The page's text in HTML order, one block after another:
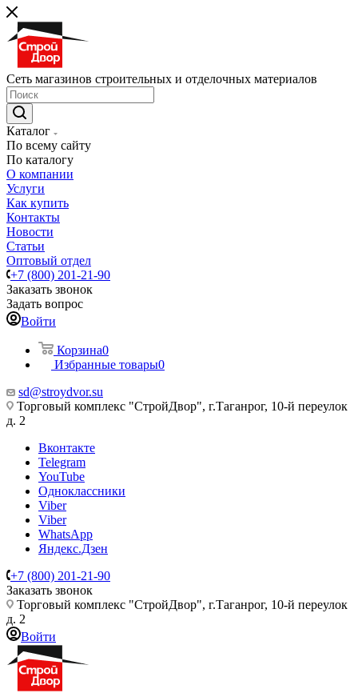
Сеть магазинов строительных и отделочных материалов
Каталог
По всему сайту
По каталогу
О компании
Услуги
Как купить
Контакты
Новости
Статьи
Оптовый отдел
+7 (800) 201-21-90
Заказать звонок
Задать вопрос
Войти
Корзина0
Избранные товары0
sd@stroydvor.su
Торговый комплекс "СтройДвор", г.Таганрог, 10-й переулок
д. 2
Вконтакте
Telegram
YouTube
Одноклассники
Viber
Viber
WhatsApp
Яндекс.Дзен
+7 (800) 201-21-90
Заказать звонок
Торговый комплекс "СтройДвор", г.Таганрог, 10-й переулок
д. 2
Войти